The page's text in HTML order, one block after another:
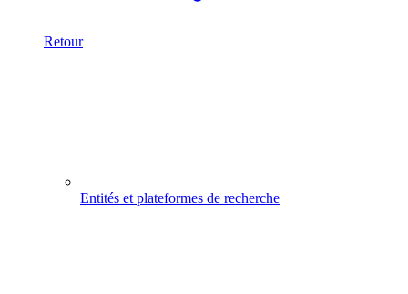
Retour
Entités et plateformes de recherche